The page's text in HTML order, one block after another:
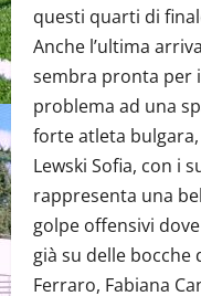
questi quarti di
Anche l’ultima
sembra pronta per
problema ad una
forte atleta
Lewski Sofia, con i
rappresenta una
golpe offensivi
già su delle
Ferraro, Fabiana